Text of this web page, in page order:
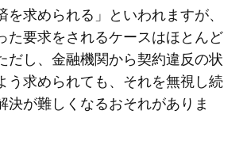
を求められる」といわれますが、
た要求をされるケースはほとんど
だし、金融機関から契約違反の状
う求められても、それを無視し続
決が難しくなるおそれがありま